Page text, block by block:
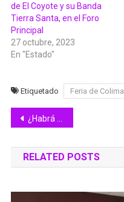
de El Coyote y su Banda
Tierra Santa, en el Foro
Principal
27 octubre, 2023
En "Estado"
Etiquetado Feria de Colima
Navegación
de
entradas
¿Habrá doble aguinaldo este año? Esto responde Javier Pinto
RELATED POSTS